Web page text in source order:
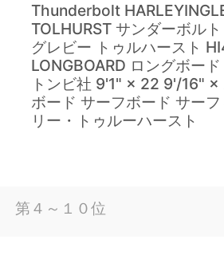
Thunderbolt
TOLHURST サンダーボル
グレビー トゥルハースト
LONGBOARD ロングボー
トンビ社 9'1" × 22 9'/16"
ボード サーフボード サー
リー・トゥルーハースト
第４～１０位